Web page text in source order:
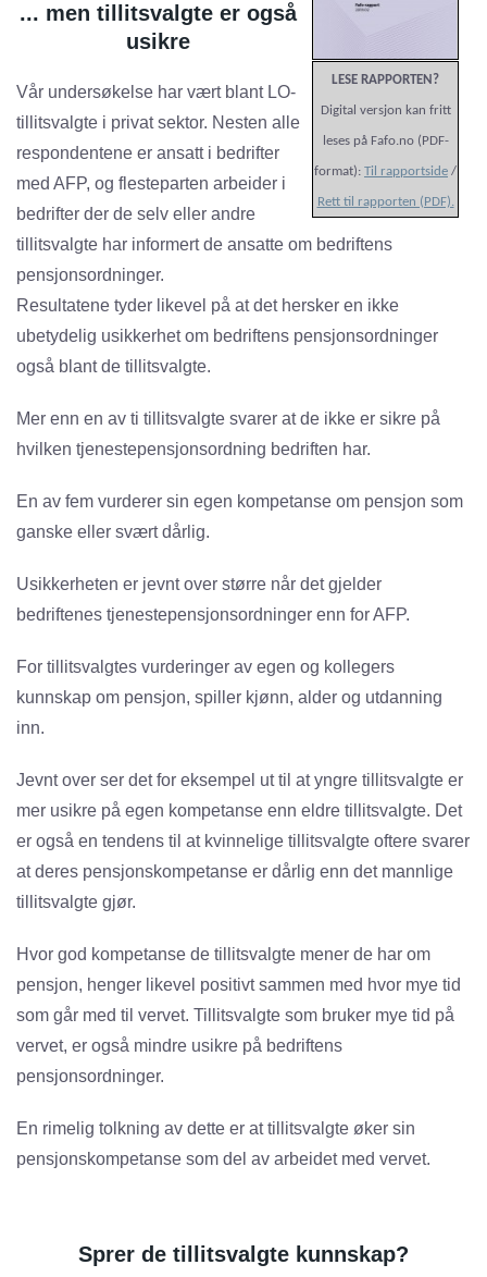
LESE RAPPORTEN?
Digital versjon kan fritt
leses på Fafo.no (PDF-
format): Til rapportside /
Rett til rapporten (PDF).
... men tillitsvalgte er også
usikre
Vår undersøkelse har vært blant LO-
tillitsvalgte i privat sektor. Nesten alle
respondentene er ansatt i bedrifter
med AFP, og flesteparten arbeider i
bedrifter der de selv eller andre
tillitsvalgte har informert de ansatte om bedriftens
pensjonsordninger.
Resultatene tyder likevel på at det hersker en ikke
ubetydelig usikkerhet om bedriftens pensjonsordninger
også blant de tillitsvalgte.
Mer enn en av ti tillitsvalgte svarer at de ikke er sikre på
hvilken tjenestepensjonsordning bedriften har.
En av fem vurderer sin egen kompetanse om pensjon som
ganske eller svært dårlig.
Usikkerheten er jevnt over større når det gjelder
bedriftenes tjenestepensjonsordninger enn for AFP.
For tillitsvalgtes vurderinger av egen og kollegers
kunnskap om pensjon, spiller kjønn, alder og utdanning
inn.
Jevnt over ser det for eksempel ut til at yngre tillits­valgte er
mer usikre på egen kompetanse enn eldre ­tillitsvalgte. Det
er også en tendens til at kvinnelige ­tillitsvalgte oftere svarer
at deres pensjonskompetanse er dårlig enn det mannlige
tillitsvalgte gjør.
Hvor god kompetanse de tillitsvalgte mener de har om
pensjon, henger likevel positivt sammen med hvor mye tid
som går med til vervet. Tillitsvalgte som bruker mye tid på
vervet, er også mindre usikre på bedriftens
pensjonsordninger.
En rimelig tolkning av dette er at tillitsvalgte øker sin
pensjonskompetanse som del av arbeidet med vervet.
Sprer de tillitsvalgte kunnskap?